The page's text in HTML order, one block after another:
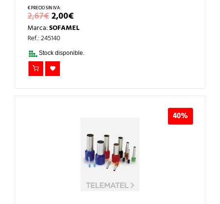
2,67€EL
PRECIO
ORIGINAL
ERA:
2,67€.
2,00€EL
PRECIO
ACTUAL
2,00€.
Marca:SOFAMEL
Ref.: 245140
Stock disponible.
40%